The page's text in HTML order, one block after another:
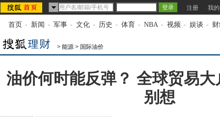
注册 我
首页 - 新闻 - 军事 - 文化 - 历史 - 体育 - NBA - 视频 - 娱谈 -
> 能源 > 国际油价
油价何时能反弹？ 全球贸易
别想